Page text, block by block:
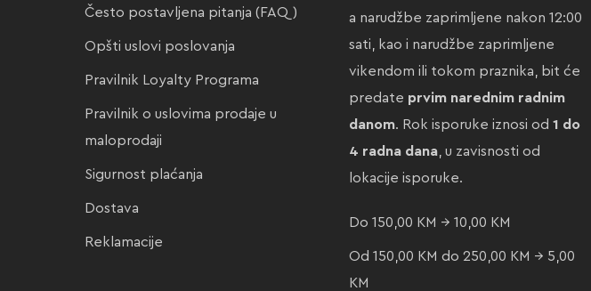
Često postavljena pitanja (FAQ)
Opšti uslovi poslovanja
Pravilnik Loyalty Programa
Pravilnik o uslovima prodaje u
maloprodaji
Sigurnost plaćanja
Dostava
Reklamacije
a narudžbe zaprimljene nakon 12:00
sati, kao i narudžbe zaprimljene
vikendom ili tokom praznika, bit će
predate prvim narednim radnim
danom. Rok isporuke iznosi od 1 do
4 radna dana, u zavisnosti od
lokacije isporuke.
Do 150,00 KM → 10,00 KM
Od 150,00 KM do 250,00 KM → 5,00
KM